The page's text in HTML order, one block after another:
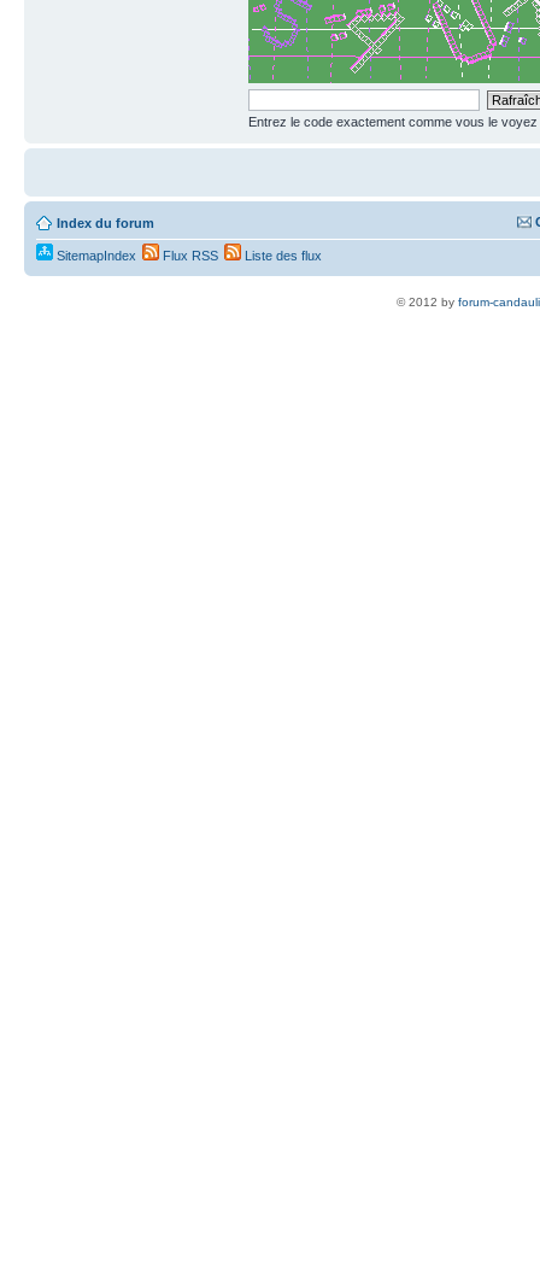
Entrez le code exactement comme vous le
Index du forum
SitemapIndex Flux RSS Liste des flux
© 2012 by forum-